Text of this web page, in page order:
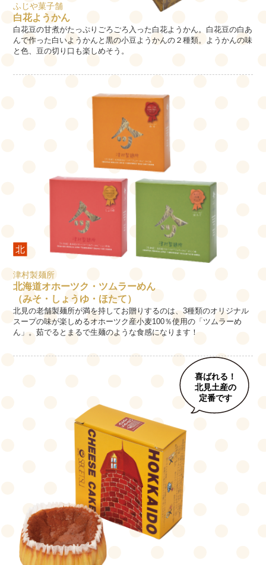
ふじや菓子舗
白花ようかん
白花豆の甘煮がたっぷりごろごろ入った白花ようかん。白花豆の白あ
んで作った白いようかんと黒の小豆ようかんの２種類。ようかんの味
と色、豆の切り口も楽しめそう。
津村製麺所
北海道オホーツク・ツムラーめん
（みそ・しょうゆ・ほたて）
北見の老舗製麺所が満を持してお贈りするのは、3種類のオリジナル
スープの味が楽しめるオホーツク産小麦100％使用の「ツムラーめ
ん」。茹でるとまるで生麺のような食感になります！
喜ばれる！
北見土産の
定番です